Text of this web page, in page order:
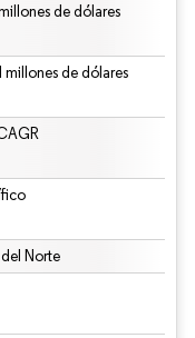
de dólares
millones de dólares
Norte